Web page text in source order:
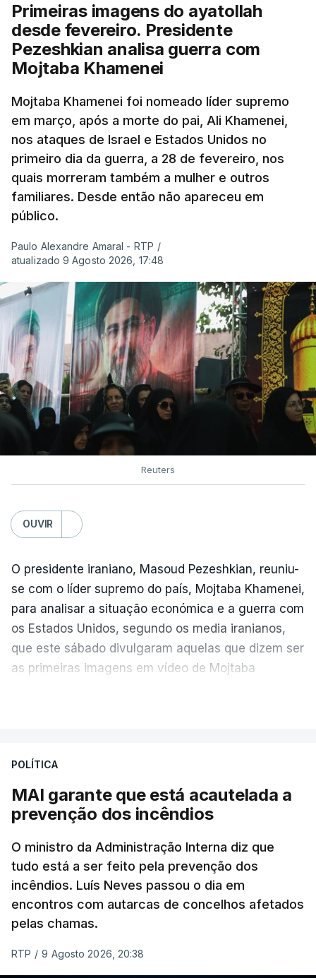
Primeiras imagens do ayatollah
desde fevereiro. Presidente
Pezeshkian analisa guerra com
Mojtaba Khamenei
Mojtaba Khamenei foi nomeado líder supremo
em março, após a morte do pai, Ali Khamenei,
nos ataques de Israel e Estados Unidos no
primeiro dia da guerra, a 28 de fevereiro, nos
quais morreram também a mulher e outros
familiares. Desde então não apareceu em
público.
Paulo Alexandre Amaral - RTP /
atualizado 9 Agosto 2026, 17:48
Reuters
OUVIR
O presidente iraniano, Masoud Pezeshkian, reuniu-
se com o líder supremo do país, Mojtaba Khamenei,
para analisar a situação económica e a guerra com
os Estados Unidos, segundo os media iranianos,
que este sábado divulgaram aquelas que dizem ser
as primeiras imagens em vídeo de Mojtaba
Mehr na rede social Telegram, como aquilo que
israelita, que nos últimos tempos vem dando conta
de que o líder supremo iraniano estará em estado
crítico na sequência do bombardeamento que no
último dia de fevereiro passado matou o pai, o
ayatollah Ali Khamenei, e outros membros da
família.
As imagens mostram Mojtaba Khamenei no que
será uma aula religiosa, mas sem qualquer
indicação adicional.
POLÍTICA
MAI garante que está acautelada a
prevenção dos incêndios
O ministro da Administração Interna diz que
tudo está a ser feito pela prevenção dos
incêndios. Luís Neves passou o dia em
encontros com autarcas de concelhos afetados
pelas chamas.
RTP / 9 Agosto 2026, 20:38